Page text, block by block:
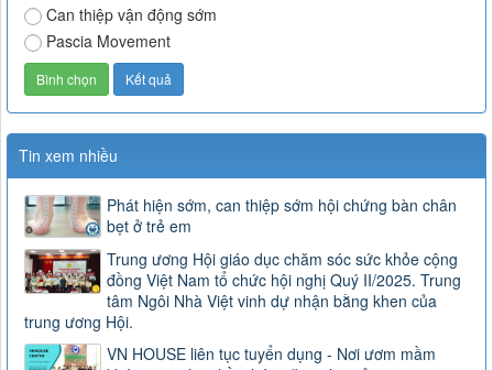
Can thiệp vận động sớm
Pascia Movement
Tin xem nhiều
Phát hiện sớm, can thiệp sớm hội chứng bàn chân
bẹt ở trẻ em
Trung ương Hội giáo dục chăm sóc sức khỏe cộng
đồng Việt Nam tổ chức hội nghị Quý II/2025. Trung
tâm Ngôi Nhà Việt vinh dự nhận bằng khen của
trung ương Hội.
VN HOUSE liên tục tuyển dụng - Nơi ươm mầm